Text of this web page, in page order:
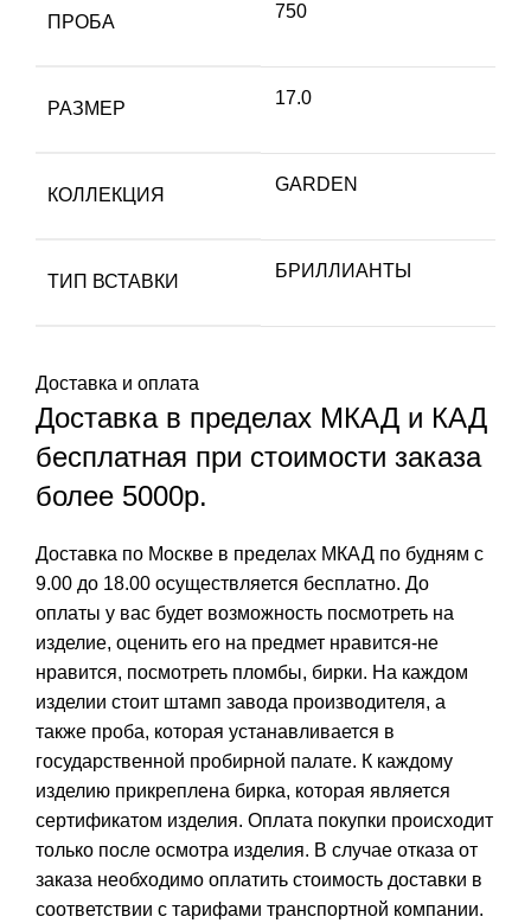
ПРОБА
750
РАЗМЕР
17.0
КОЛЛЕКЦИЯ
GARDEN
ТИП ВСТАВКИ
БРИЛЛИАНТЫ
Доставка и оплата
Доставка в пределах МКАД и КАД
бесплатная при стоимости заказа
более 5000р.
Доставка по Москве в пределах МКАД по будням с
9.00 до 18.00 осуществляется бесплатно. До
оплаты у вас будет возможность посмотреть на
изделие, оценить его на предмет нравится-не
нравится, посмотреть пломбы, бирки. На каждом
изделии стоит штамп завода производителя, а
также проба, которая устанавливается в
государственной пробирной палате. К каждому
изделию прикреплена бирка, которая является
сертификатом изделия. Оплата покупки происходит
только после осмотра изделия. В случае отказа от
заказа необходимо оплатить стоимость доставки в
соответствии с тарифами транспортной компании.